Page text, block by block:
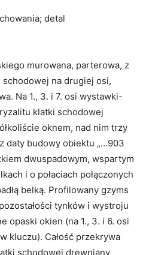
detal
murowana, parterowa, z
na drugiej osi,
Na 1., 3. i 7. osi wystawki-
klatki schodowej
oknem, nad nim trzy
daty budowy obiektu „…903
dwuspadowym, wspartym
i o połaciach połączonych
belką. Profilowany gzyms
tynków i wystroju
opaski okien (na 1., 3. i 6. osi
kluczu). Całość przekrywa
schodowej drewniany,